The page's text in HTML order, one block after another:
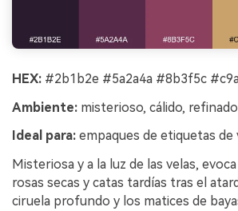
HEX: #2b1b2e #5a2a4a #8b3f5c
Ambiente: misterioso, cálido, refinado
Ideal para: empaques de etiquetas de
Misteriosa y a la luz de las velas,
rosas secas y catas tardías tras el
ciruela profundo y los matices de